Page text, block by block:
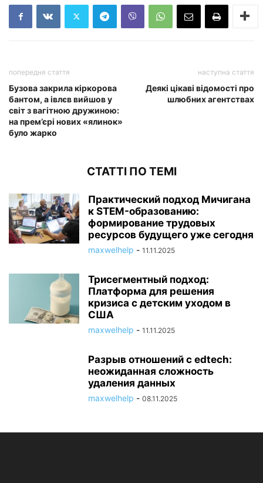
попередня стаття
Бузова закрила кіркорова
бантом, а івлєв вийшов у
світ з вагітною дружиною:
на прем’єрі нових «ялинок»
було жарко
наступна стаття
Деякі цікаві відомості про
шлюбних агентствах
СТАТТІ ПО ТЕМІ
Практический подход Мичигана
к STEM-образованию:
формирование трудовых
ресурсов будущего уже сегодня
maxwelhelp - 11.11.2025
Трисегментный подход:
Платформа для решения
кризиса с детским уходом в
США
maxwelhelp - 11.11.2025
Разрыв отношений с edtech:
неожиданная сложность
удаления данных
maxwelhelp - 08.11.2025